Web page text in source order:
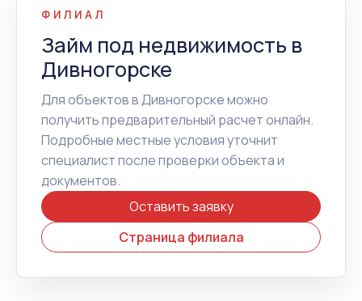
ФИЛИАЛ
Займ под недвижимость в
Дивногорске
Для объектов в Дивногорске можно
получить предварительный расчет онлайн.
Подробные местные условия уточнит
специалист после проверки объекта и
документов.
Оставить заявку
Страница филиала